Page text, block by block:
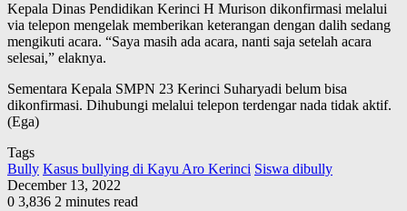
Kepala Dinas Pendidikan Kerinci H Murison dikonfirmasi melalui
via telepon mengelak memberikan keterangan dengan dalih sedang
mengikuti acara. “Saya masih ada acara, nanti saja setelah acara
selesai,” elaknya.
Sementara Kepala SMPN 23 Kerinci Suharyadi belum bisa
dikonfirmasi. Dihubungi melalui telepon terdengar nada tidak aktif.
(Ega)
Tags
Bully Kasus bullying di Kayu Aro Kerinci Siswa dibully
December 13, 2022
0 3,836 2 minutes read